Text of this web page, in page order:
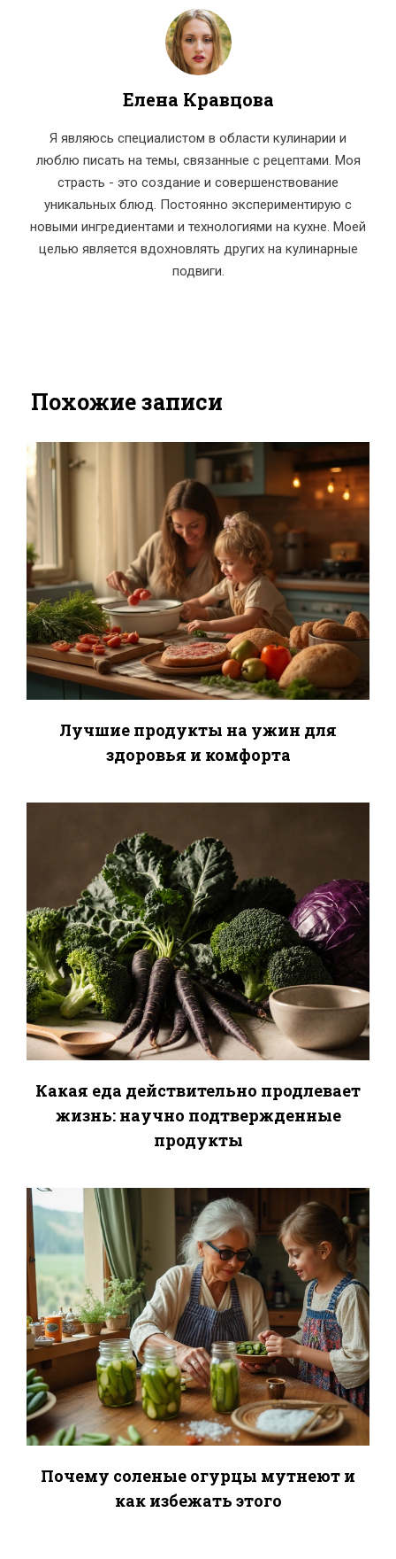
Елена Кравцова
Я являюсь специалистом в области кулинарии и
люблю писать на темы, связанные с рецептами. Моя
страсть - это создание и совершенствование
уникальных блюд. Постоянно экспериментирую с
новыми ингредиентами и технологиями на кухне. Моей
целью является вдохновлять других на кулинарные
подвиги.
Похожие записи
Лучшие продукты на ужин для
здоровья и комфорта
Какая еда действительно продлевает
жизнь: научно подтвержденные
продукты
Почему соленые огурцы мутнеют и
как избежать этого